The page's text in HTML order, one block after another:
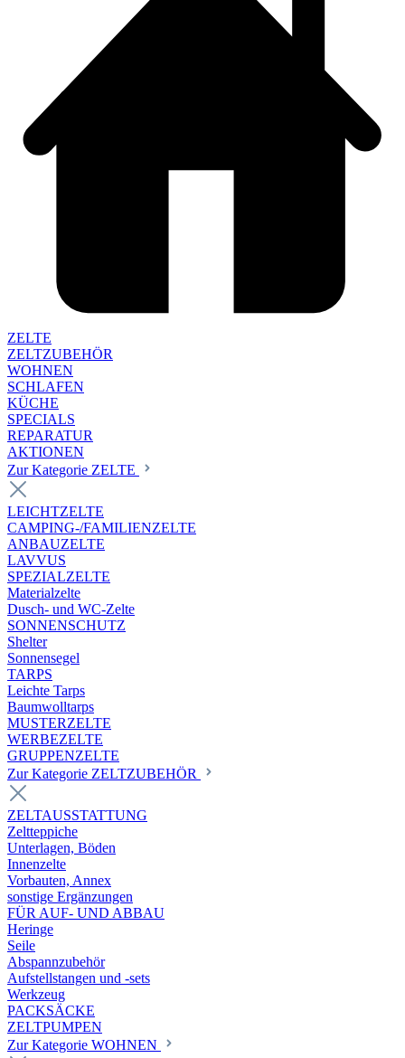
ZELTE
ZELTZUBEHÖR
WOHNEN
SCHLAFEN
KÜCHE
SPECIALS
REPARATUR
AKTIONEN
Zur Kategorie ZELTE
LEICHTZELTE
CAMPING-/FAMILIENZELTE
ANBAUZELTE
LAVVUS
SPEZIALZELTE
Materialzelte
Dusch- und WC-Zelte
SONNENSCHUTZ
Shelter
Sonnensegel
TARPS
Leichte Tarps
Baumwolltarps
MUSTERZELTE
WERBEZELTE
GRUPPENZELTE
Zur Kategorie ZELTZUBEHÖR
ZELTAUSSTATTUNG
Zeltteppiche
Unterlagen, Böden
Innenzelte
Vorbauten, Annex
sonstige Ergänzungen
FÜR AUF- UND ABBAU
Heringe
Seile
Abspannzubehör
Aufstellstangen und -sets
Werkzeug
PACKSÄCKE
ZELTPUMPEN
Zur Kategorie WOHNEN